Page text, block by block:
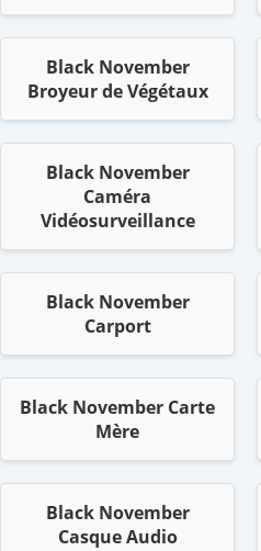
Black November
Broyeur de Végétaux
Black November
Caméra
Vidéosurveillance
Black November
Carport
Black November Carte
Mère
Black November
Casque Audio